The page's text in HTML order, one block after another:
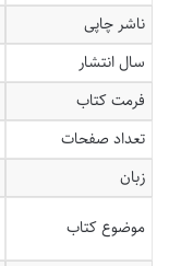
ناشر چاپی
سال انتشار
فرمت کتاب
تعداد صفحات
زبان
موضوع کتاب